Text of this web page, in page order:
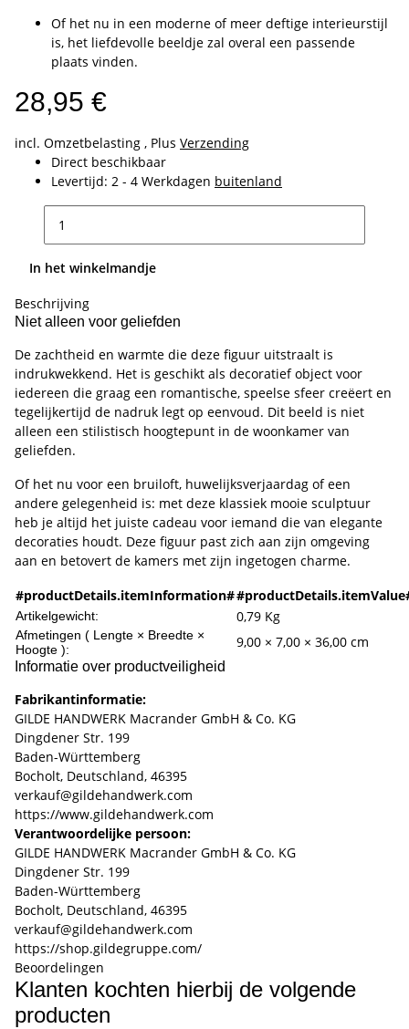
Of het nu in een moderne of meer deftige interieurstijl
is, het liefdevolle beeldje zal overal een passende
plaats vinden.
28,95 €
incl. Omzetbelasting , Plus Verzending
Direct beschikbaar
Levertijd: 2 - 4 Werkdagen buitenland
In het winkelmandje
Beschrijving
Niet alleen voor geliefden
De zachtheid en warmte die deze figuur uitstraalt is
indrukwekkend. Het is geschikt als decoratief object voor
iedereen die graag een romantische, speelse sfeer creëert en
tegelijkertijd de nadruk legt op eenvoud. Dit beeld is niet
alleen een stilistisch hoogtepunt in de woonkamer van
geliefden.
Of het nu voor een bruiloft, huwelijksverjaardag of een
andere gelegenheid is: met deze klassiek mooie sculptuur
heb je altijd het juiste cadeau voor iemand die van elegante
decoraties houdt. Deze figuur past zich aan zijn omgeving
aan en betovert de kamers met zijn ingetogen charme.
#productDetails.itemInformation#
Artikelgewicht: 0,79 Kg
Afmetingen ( Lengte × Breedte ×
Hoogte ):
9,00 × 7,00 × 36,00 cm
Informatie over productveiligheid
Fabrikantinformatie:
GILDE HANDWERK Macrander GmbH & Co. KG
Dingdener Str. 199
Baden-Württemberg
Bocholt, Deutschland, 46395
verkauf@gildehandwerk.com
https://www.gildehandwerk.com
Verantwoordelijke persoon:
GILDE HANDWERK Macrander GmbH & Co. KG
Dingdener Str. 199
Baden-Württemberg
Bocholt, Deutschland, 46395
verkauf@gildehandwerk.com
https://shop.gildegruppe.com/
Beoordelingen
Klanten kochten hierbij de volgende
producten